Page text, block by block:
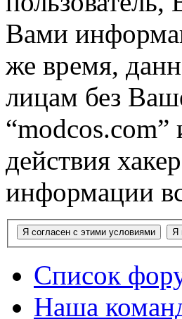
Вами
же время,
лицам без
“modcos.com”
действия
информации
Список
Наша